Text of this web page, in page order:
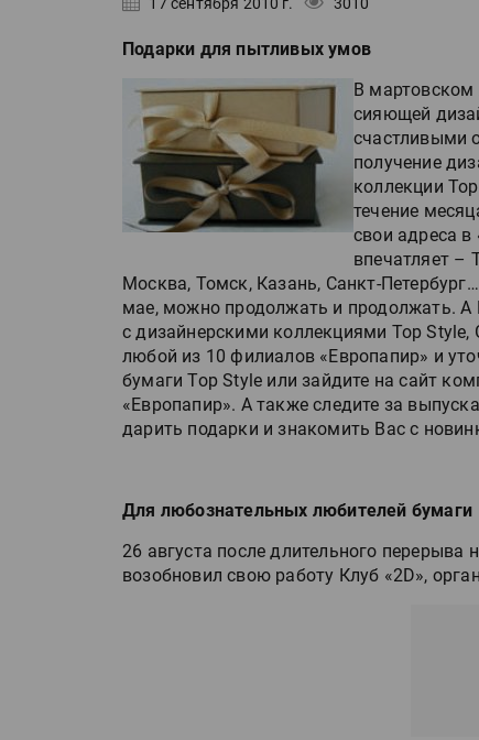
Подарки для пытливых умов
В мартовском
сияющей
счастливыми
получение
коллекции
течение
свои адреса
впечатляет –
Москва, Томск, Казань, Санкт-
мае, можно продолжать и продолжать. А
с дизайнерскими коллекциями Top Style,
любой из 10 филиалов «Европапир» и
бумаги Top Style или зайдите на сайт
«Европапир». А также следите за
дарить подарки и знакомить Вас с
Для любознательных любителей бумаги
26 августа после длительного
возобновил свою работу Клуб «2D»,